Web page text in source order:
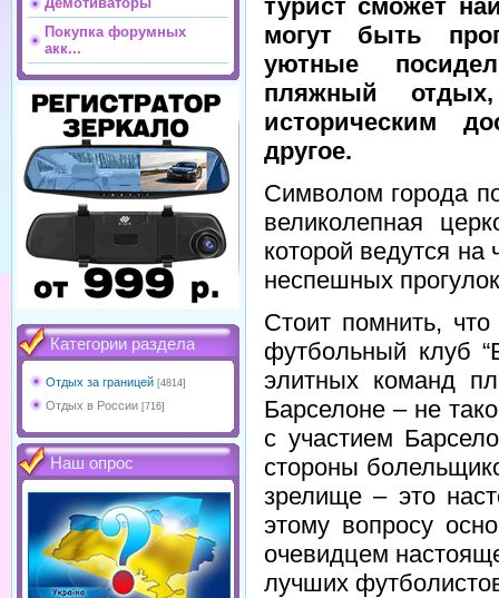
Покупка форумных
акк...
Категории раздела
Отдых за границей [4814]
Отдых в России [716]
Наш опрос
турист сможет
могут быть
уютные
пляжный
историческим
другое.
Символом города
великолепная
которой ведутся
неспешных
Стоит помнить,
футбольный клуб
элитных команд
Барселоне – не
с участием
стороны
зрелище – это
этому вопросу
очевидцем
лучших